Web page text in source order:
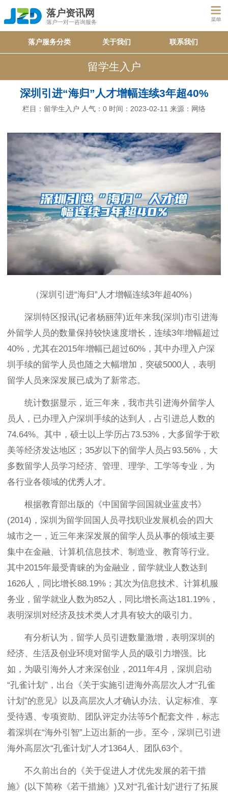
落户资讯网
落户一对一咨询服务
落户服务分类 关于我们 联系我们
留学生入户
深圳引进“海归”人才增幅连续3年超40%
栏目： 留学生入户 人气： 0 时间：2023-02-11 来源：网络
（深圳引进“海归”人才增幅连续3年超40%）
深圳特区报讯(记者杨丽萍)近年来我(深圳)市引进海
外留学人员的数量保持较快速度增长，连续3年增幅超过
40%，尤其在2015年增幅已超过60%，其中办理入户深
圳手续的留学人员也随之大幅增加，突破5000人，表明
留学人员来深发展已成为了新常态。
统计数据显示，近三年来，我市共引进海外留学人
员人，已办理入户深圳手续的达到人，占引进总人数的
74.64%。其中，硕士以上学历占73.53%，大多留学于欧
美等经济发达地区；35岁以下的留学人员占93.56%，大
多数留学人员学习经济、管理、理学、工学等专业，为
各行业各领域的优秀人才。
根据教育部出版的《中国留学回国就业蓝皮书》
(2014)，深圳为留学回国人员寻找职业发展机会的四大
城市之一，近三年来深发展的留学人员从事的领域主要
集中在金融、计算机信息技术、制造业、教育等行业。
其中2015年最受青睐的为金融业，留学就业人数达到
1626人，同比增长88.19%；其次为信息技术、计算机服
务业，留学就业人数为852人，同比增长高达181.19%，
表明深圳对经济及技术类人才具有较大的吸引力。
有分析认为，留学人员引进数量激增，表明深圳的
经济、生活及创业环境对留学人员的吸引力增强。比
如，为吸引海外人才来深创业，2011年4月，深圳启动
“孔雀计划”，出台《关于实施引进海外高层次人才“孔雀
计划”的意见》以及高层次人才确认办法、认定标准、享
受待遇、专项资助、团队评定办法等5个配套文件，标志
着深圳在“海外引智”上迈出新的一步。至今，深圳已引进
海外高层次“孔雀计划”人才1364人、团队63个。
不久前出台的《关于促进人才优先发展的若干措
施》(以下简称《若干措施》)又对“孔雀计划”进行了拓展